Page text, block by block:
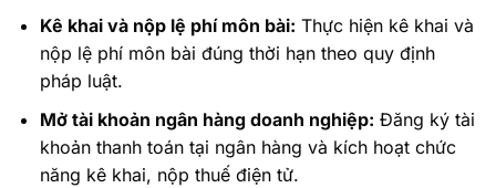
Kê khai và nộp lệ phí môn bài: Thực hiện kê khai và
nộp lệ phí môn bài đúng thời hạn theo quy định
pháp luật.
Mở tài khoản ngân hàng doanh nghiệp: Đăng ký tài
khoản thanh toán tại ngân hàng và kích hoạt chức
năng kê khai, nộp thuế điện tử.